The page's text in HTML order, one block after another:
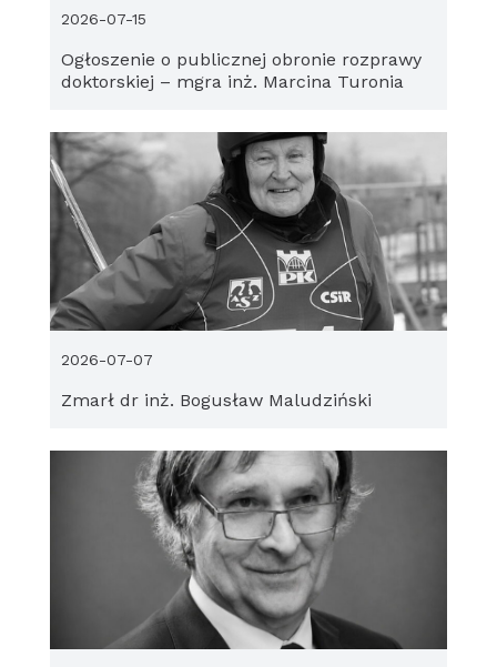
Ogłoszenie o publicznej obronie rozprawy
doktorskiej – mgra inż. Marcina Turonia
2026-07-15
Zmarł dr inż. Bogusław Maludziński
2026-07-07